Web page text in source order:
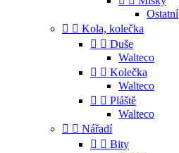
Ostatní
  Kola, kolečka
  Duše
Walteco
  Kolečka
Walteco
  Pláště
Walteco
  Nářadí
  Bity